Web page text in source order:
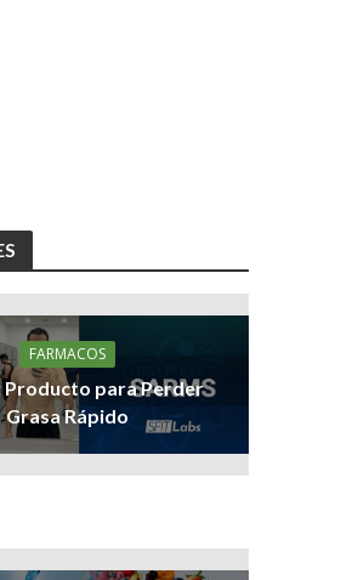
FARMACOS
para Perder
Grasa Rápido